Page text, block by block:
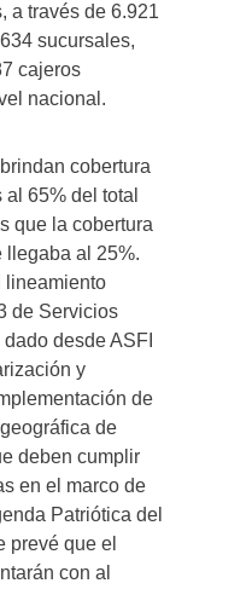
a través de 6.921
sucursales,
cajeros
nacional.
cobertura
65% del total
que la cobertura
llegaba al 25%.
lineamiento
de Servicios
desde ASFI
y
de
de
deben cumplir
en el marco de
Patriótica del
prevé que el
con al